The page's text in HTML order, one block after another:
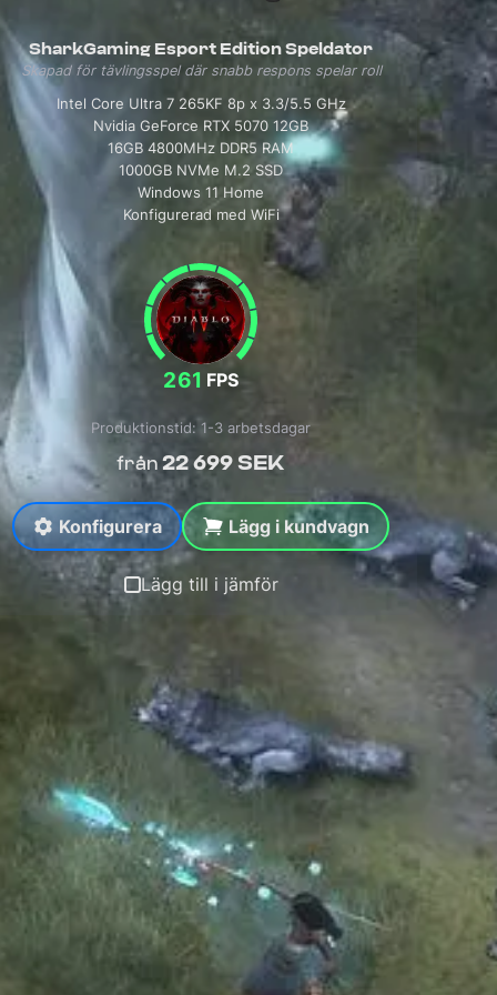
SharkGaming Esport Edition Speldator
Skapad för tävlingsspel där snabb respons spelar roll
Intel Core Ultra 7 265KF 8p x 3.3/5.5 GHz
Nvidia GeForce RTX 5070 12GB
16GB 4800MHz DDR5 RAM
1000GB NVMe M.2 SSD
Windows 11 Home
Konfigurerad med WiFi
261 FPS
från 22 699 SEK
Produktionstid: 1-3 arbetsdagar
Konfigurera Lägg i kundvagn
Lägg till i jämför